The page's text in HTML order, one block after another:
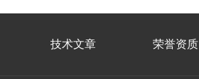
技术文章 荣誉资质